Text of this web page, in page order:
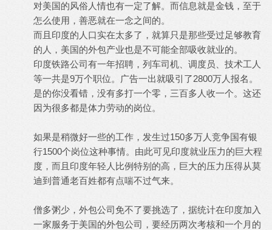
对美国的风俗人情也有一定了解。而信息就是金钱，至于
怎么使用，善恶就在一念之间的。
而且印度的人口实在太多了，就算只是那些受过足够教育
的人，美国的外包产业也是不可能全部吸收就业的。
印度铁路公司有一年招聘，列车司机、调度员、技术工人
等一共是9万个职位。广告一出就吸引了2800万人报名。
是的你没看错，没有多打一个零，三百多人收一个。这还
因为很多都是体力劳动的岗位。
如果是稍微好一些的工作，发生过150多万人竞争国有银
行1500个岗位这种事情。由此可见印度就业压力的巨大程
度，而且印度年轻人比例特别的高，巨大的压力压得从莫
迪到普通老百姓都有点喘不过气来。
僧多粥少，外包公司免不了要挑选了，据统计在印度加入
一家服务于美国的外包公司，要经历两次考核和一个月的